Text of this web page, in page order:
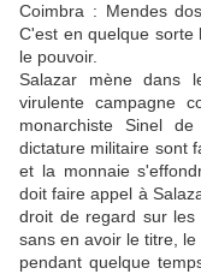
Coimbra : Mendes
C'est en quelque sorte
le pouvoir.
Salazar mène dans
virulente campagne
monarchiste Sinel
dictature militaire sont
et la monnaie
doit faire appel à
droit de regard sur les
sans en avoir le titre,
pendant quelque